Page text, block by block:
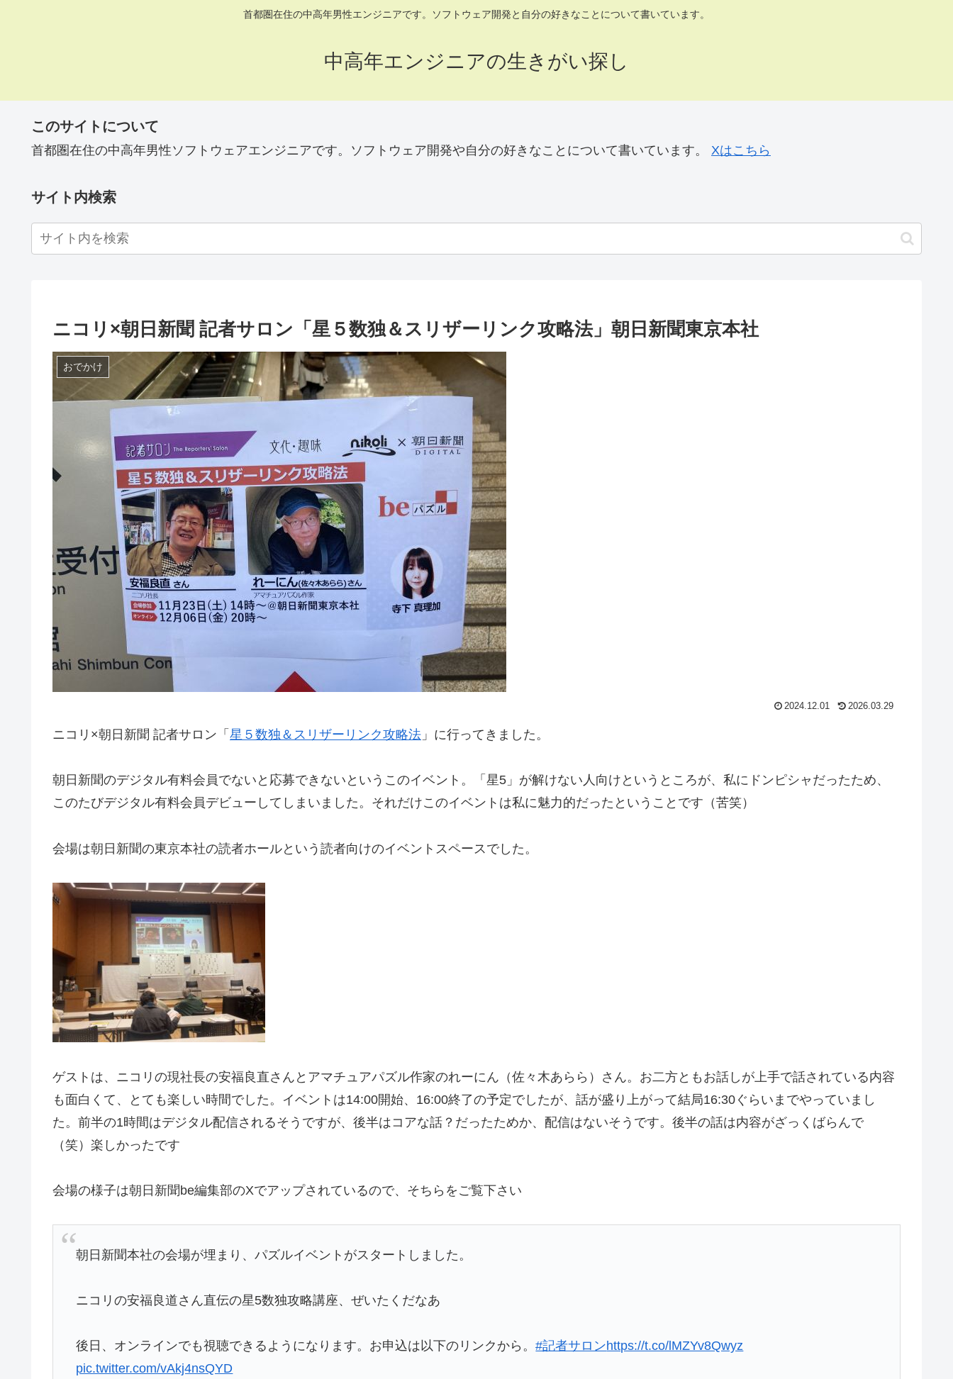
首都圏在住の中高年男性エンジニアです。ソフトウェア開発と自分の好きなことについて書いています。
中高年エンジニアの生きがい探し
このサイトについて
首都圏在住の中高年男性ソフトウェアエンジニアです。ソフトウェア開発や自分の好きなことについて書いています。 Xはこちら
サイト内検索
ニコリ×朝日新聞 記者サロン「星５数独＆スリザーリンク攻略法」朝日新聞東京本社
おでかけ
2024.12.01 2026.03.29
ニコリ×朝日新聞 記者サロン「 星５数独＆スリザーリンク攻略法 」に行ってきました。
朝日新聞のデジタル有料会員でないと応募できないというこのイベント。「星5」が解けない人向けというところが、私にドンピシャだったため、
このたびデジタル有料会員デビューしてしまいました。それだけこのイベントは私に魅力的だったということです（苦笑）
会場は朝日新聞の東京本社の読者ホールという読者向けのイベントスペースでした。
ゲストは、ニコリの現社長の安福良直さんとアマチュアパズル作家のれーにん（佐々木あらら）さん。お二方ともお話しが上手で話されている内容
も面白くて、とても楽しい時間でした。イベントは14:00開始、16:00終了の予定でしたが、話が盛り上がって結局16:30ぐらいまでやっていまし
た。前半の1時間はデジタル配信されるそうですが、後半はコアな話？だったためか、配信はないそうです。後半の話は内容がざっくばらんで
（笑）楽しかったです
会場の様子は朝日新聞be編集部のXでアップされているので、そちらをご覧下さい
朝日新聞本社の会場が埋まり、パズルイベントがスタートしました。
ニコリの安福良道さん直伝の星5数独攻略講座、ぜいたくだなあ
後日、オンラインでも視聴できるようになります。お申込は以下のリンクから。#記者サロンhttps://t.co/lMZYv8Qwyz
pic.twitter.com/vAkj4nsQYD